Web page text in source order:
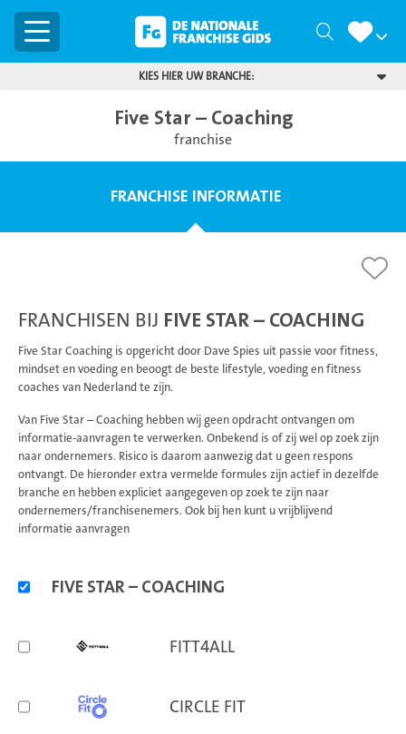
Menu Zoeken
KIES HIER UW BRANCHE:
Five Star – Coaching
franchise
FRANCHISE INFORMATIE
FRANCHISEN BIJ FIVE STAR – COACHING
Five Star Coaching is opgericht door Dave Spies uit passie voor fitness,
mindset en voeding en beoogt de beste lifestyle, voeding en fitness
coaches van Nederland te zijn.
Van Five Star – Coaching hebben wij geen opdracht ontvangen om
informatie-aanvragen te verwerken. Onbekend is of zij wel op zoek zijn
naar ondernemers. Risico is daarom aanwezig dat u geen respons
ontvangt. De hieronder extra vermelde formules zijn actief in dezelfde
branche en hebben expliciet aangegeven op zoek te zijn naar
ondernemers/franchisenemers. Ook bij hen kunt u vrijblijvend
informatie aanvragen
formulesFIVE STAR – COACHING
FITT4ALL
CIRCLE FIT